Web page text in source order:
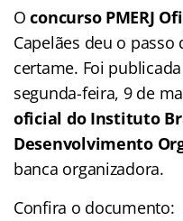
Oconcurso PMERJ
Capelães deu o
certame. Foi
segunda-feira, 9 de
oficial do Instituto
Desenvolvimento
banca organizadora.
Confira o documento: